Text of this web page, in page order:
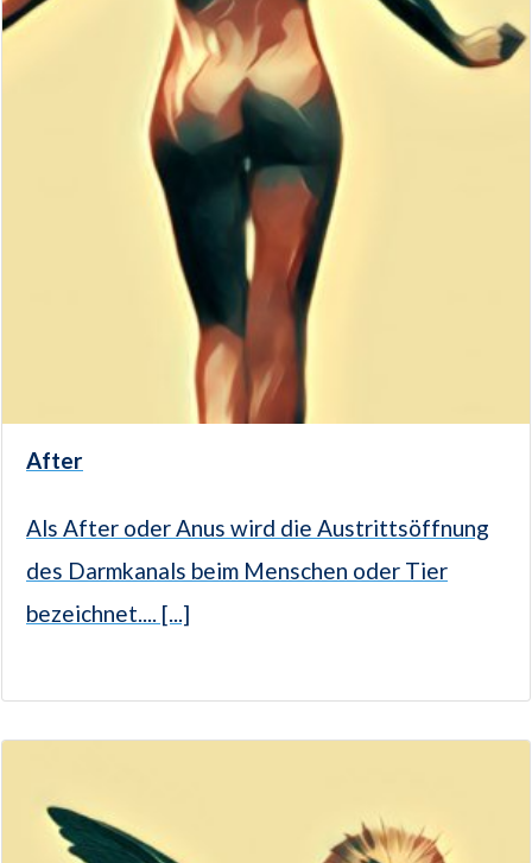
After
Als After oder Anus wird die Austrittsöffnung
des Darmkanals beim Menschen oder Tier
bezeichnet.... [...]